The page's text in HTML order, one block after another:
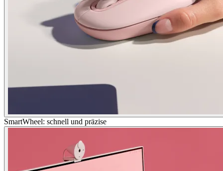
SmartWheel: schnell und präzise